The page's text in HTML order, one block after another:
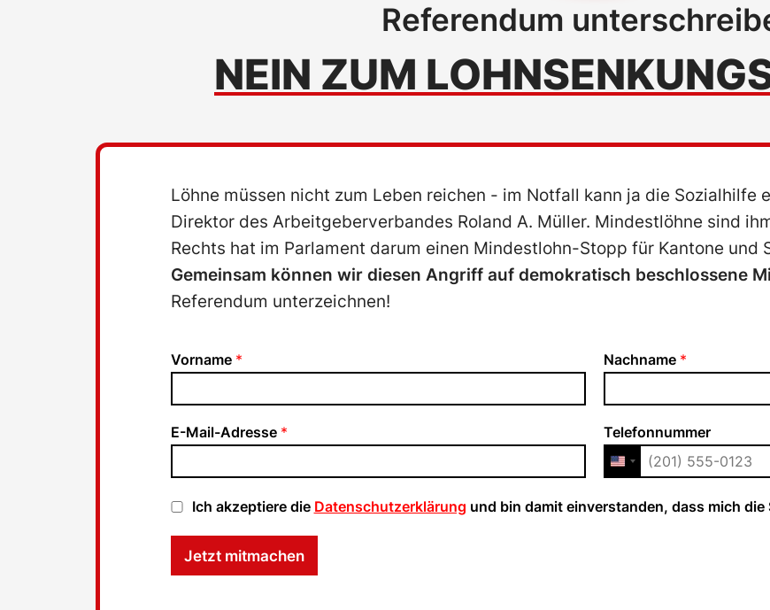
Referendum
NEIN ZUM
Löhne müssen nicht zum Leben reichen - im Notfall kann ja die Sozialhilfe
Direktor des Arbeitgeberverbandes Roland A. Müller. Mindestlöhne sind
Rechts hat im Parlament darum einen Mindestlohn-Stopp für Kantone und
Gemeinsam können wir diesen Angriff auf demokratisch beschlossene
Referendum unterzeichnen!
Vorname * Nachname *
E-Mail-Adresse * Telefonnummer
D
t
n
Ich akzeptiere die Datenschutzerklärung und bin damit einverstanden, dass mich die
Jetzt mitmachen